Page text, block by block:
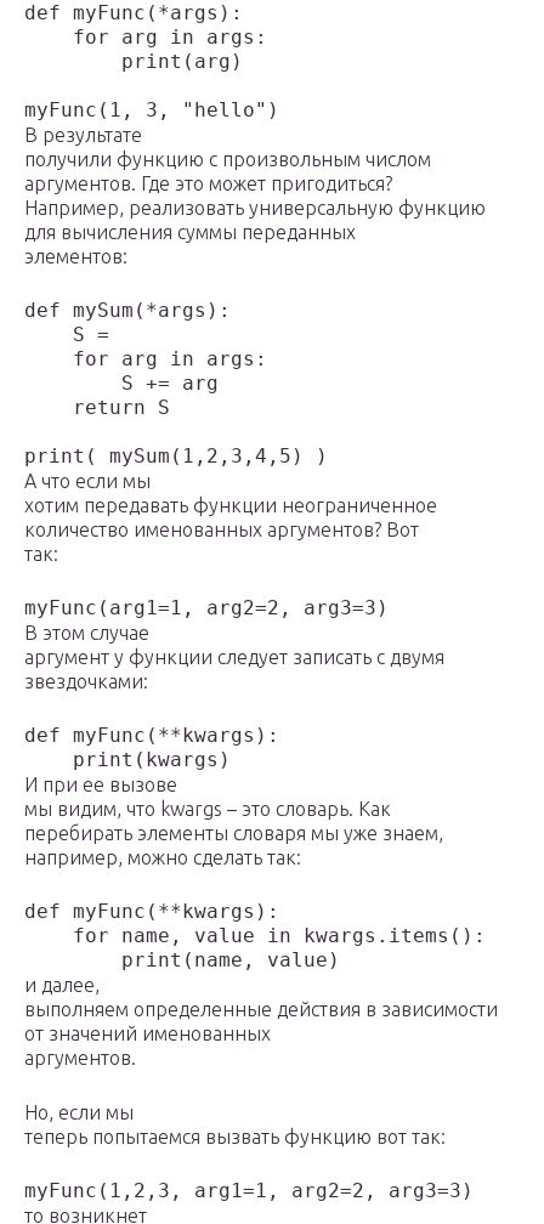
def myFunc(*args):
for arg in args:
print(arg)
myFunc(1, 3, "hello")
В результате
получили функцию с произвольным числом
аргументов. Где это может пригодиться?
Например, реализовать универсальную функцию
для вычисления суммы переданных
элементов:
def mySum(*args):
S =
for arg in args:
S += arg
return S
print( mySum(1,2,3,4,5) )
А что если мы
хотим передавать функции неограниченное
количество именованных аргументов? Вот
так:
myFunc(arg1=1, arg2=2, arg3=3)
В этом случае
аргумент у функции следует записать с двумя
звездочками:
def myFunc(**kwargs):
print(kwargs)
И при ее вызове
мы видим, что kwargs – это словарь. Как
перебирать элементы словаря мы уже знаем,
например, можно сделать так:
def myFunc(**kwargs):
for name, value in kwargs.items():
print(name, value)
и далее,
выполняем определенные действия в зависимости
от значений именованных
аргументов.
Но, если мы
теперь попытаемся вызвать функцию вот так:
myFunc(1,2,3, arg1=1, arg2=2, arg3=3)
то возникнет